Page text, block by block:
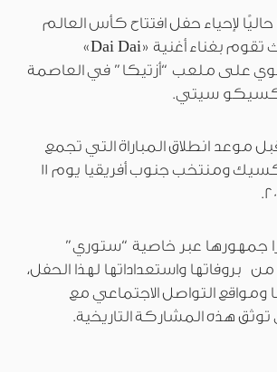
لإحياء حفل افتتاح كأس العالم
بالمكسيك، حيث تقوم بغناء أغنية «Dai Dai»
على ملعب “أزتيكا” في العاصمة
سيتي.
موعد انطلاق المباراة التي تجمع
بين منتخب المكسيك ومنتخب جنوب أفريقيا يوم 11
جمهورها عبر خاصية “ستوري”
بروفاتها واستعداداتها لهذا الحفل،
التواصل الاجتماعي مع
توثق هذه المشاركة التاريخية.